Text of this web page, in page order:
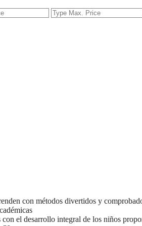
con métodos divertidos y
el desarrollo integral de los niños